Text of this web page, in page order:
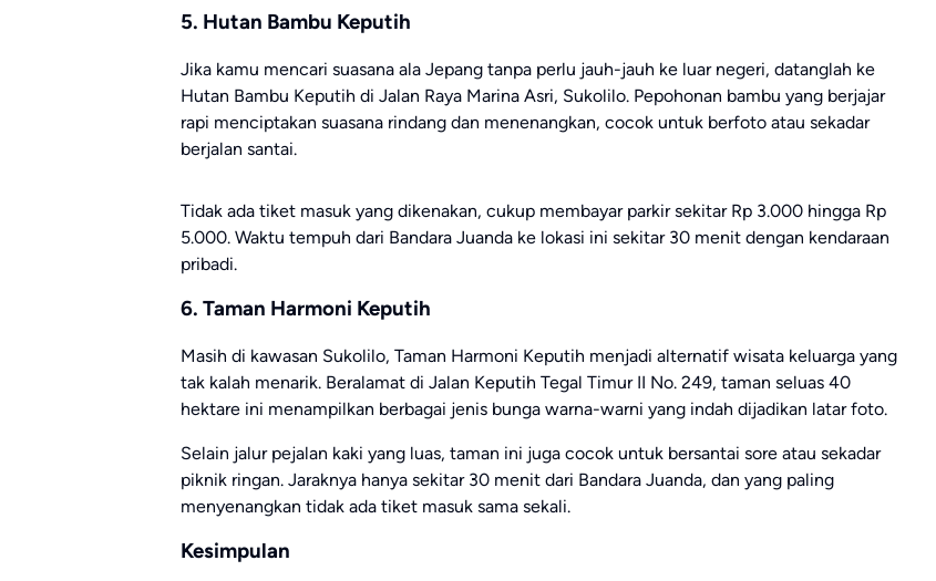
5. Hutan Bambu Keputih
Jika kamu mencari suasana ala Jepang tanpa perlu jauh-jauh ke luar negeri, datanglah ke
Hutan Bambu Keputih di Jalan Raya Marina Asri, Sukolilo. Pepohonan bambu yang berjajar
rapi menciptakan suasana rindang dan menenangkan, cocok untuk berfoto atau sekadar
berjalan santai.
Tidak ada tiket masuk yang dikenakan, cukup membayar parkir sekitar Rp 3.000 hingga Rp
5.000. Waktu tempuh dari Bandara Juanda ke lokasi ini sekitar 30 menit dengan kendaraan
pribadi.
6. Taman Harmoni Keputih
Masih di kawasan Sukolilo, Taman Harmoni Keputih menjadi alternatif wisata keluarga yang
tak kalah menarik. Beralamat di Jalan Keputih Tegal Timur II No. 249, taman seluas 40
hektare ini menampilkan berbagai jenis bunga warna-warni yang indah dijadikan latar foto.
Selain jalur pejalan kaki yang luas, taman ini juga cocok untuk bersantai sore atau sekadar
piknik ringan. Jaraknya hanya sekitar 30 menit dari Bandara Juanda, dan yang paling
menyenangkan tidak ada tiket masuk sama sekali.
Kesimpulan